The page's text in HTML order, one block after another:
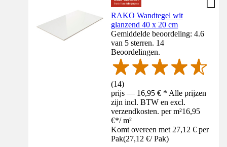
RAKO Wandtegel wit
glanzend 40 x 20 cm
Gemiddelde beoordeling: 4.6
van 5 sterren. 14
Beoordelingen.
(14)
prijs — 16,95 € * Alle prijzen
zijn incl. BTW en excl.
verzendkosten. per m²16,95
€*/ m²
Komt overeen met 27,12 € per
Pak(27,12 €/ Pak)